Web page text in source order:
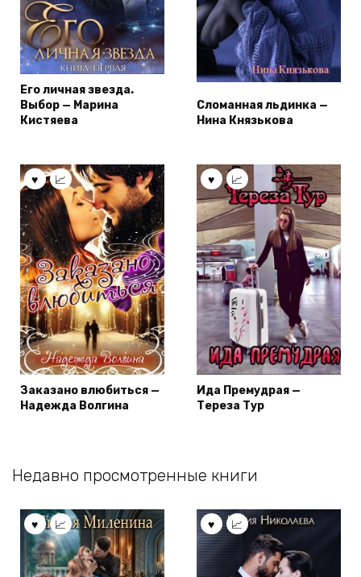
Его личная звезда.
Выбор — Марина
Кистяева
Сломанная льдинка —
Нина Князькова
Заказано влюбиться —
Надежда Волгина
Ида Премудрая —
Тереза Тур
Недавно просмотренные книги